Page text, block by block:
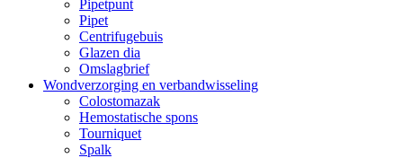
Pipetpunt
Pipet
Centrifugebuis
Glazen dia
Omslagbrief
Wondverzorging en verbandwisseling
Colostomazak
Hemostatische spons
Tourniquet
Spalk